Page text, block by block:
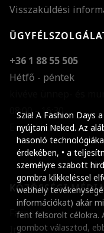
Szia! A Fashion Days
nyújtani Neked. Az
hasonló
érdekében, • a
személyre szabott
gombra klikkeléssel
webhely
információkat) akár
fent felsorolt célokra.
gombot választod,
Visszaküldési
+36 1 88 55 505
Hétfő - péntek
08:00 - 16:30
E-mail küldése
KÖZÖSSÉGI
Facebook
Instagram